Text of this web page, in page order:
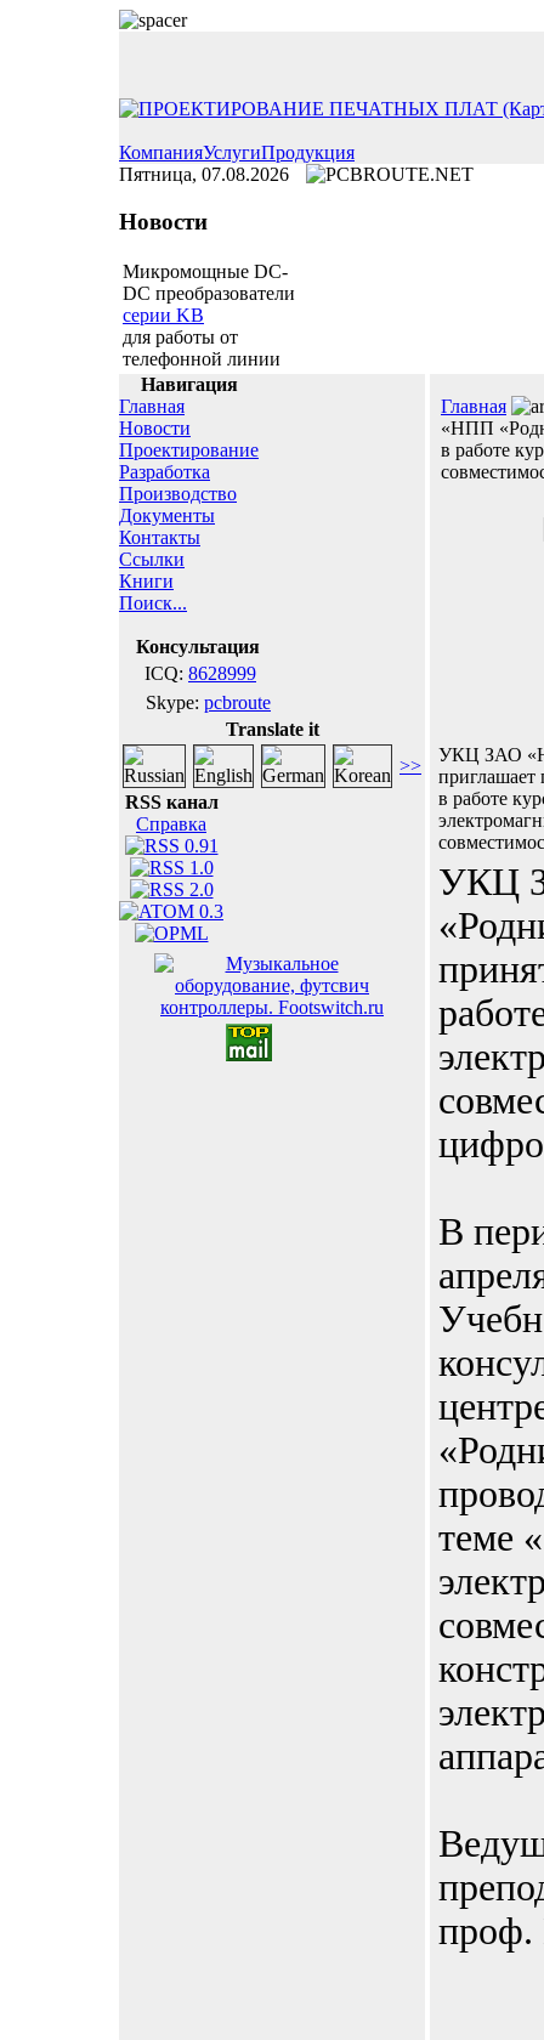
КомпанияУслугиПродукция
Пятница, 07.08.2026
Новости
Микромощные DC-
DC преобразователи
серии KB
для работы от
телефонной линии
Навигация
Главная
Новости
Проектирование
Разработка
Производство
Документы
Контакты
Ссылки
Книги
Поиск...
Консультация
ICQ: 8628999
Skype: pcbroute
Translate it
>>
RSS канал
Справка
Главная
«НПП
в работе
УКЦ ЗАО
приглашает
в работе
УКЦ
В
теме
проф.